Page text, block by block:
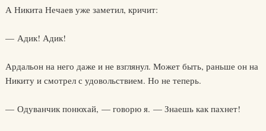
А Никита Нечаев уже заметил, кричит:
— Адик! Адик!
Ардальон на него даже и не взглянул. Может быть, раньше он на
Никиту и смотрел с удовольствием. Но не теперь.
— Одуванчик понюхай, — говорю я. — Знаешь как пахнет!